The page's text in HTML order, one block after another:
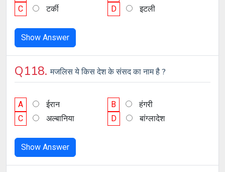
C
टर्की D इटली
Show Answer
Q118.मजलिस ये किस देश के संसद का नाम है ?
A ईरान B
हंगरी
C
अल्बानिया D बांग्लादेश
Show Answer